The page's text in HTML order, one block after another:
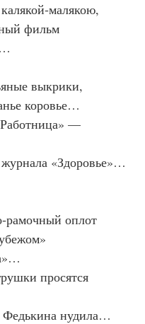
фильм
выкрики,
коровье…
—
«Здоровье»…
оплот
просятся
Федькина нудила…